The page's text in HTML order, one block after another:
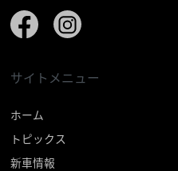
サイトメニュー
ホーム
トピックス
新車情報